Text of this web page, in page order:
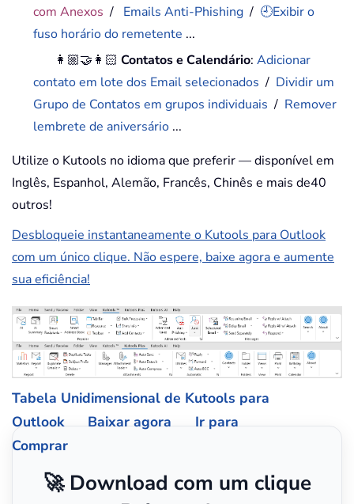
com Anexos / Emails Anti-Phishing / 🕘Exibir o
fuso horário do remetente ...
👩🏼‍🤝‍👩🏻Contatos e Calendário:Adicionar
contato em lote dos Email selecionados / Dividir um
Grupo de Contatos em grupos individuais / Remover
lembrete de aniversário ...
Utilize o Kutools no idioma que preferir — disponível em
Inglês, Espanhol, Alemão, Francês, Chinês e mais de40
outros!
Desbloqueie instantaneamente o Kutools para Outlook
com um único clique. Não espere, baixe agora e aumente
sua eficiência!
Tabela Unidimensional de Kutools para
Outlook
Baixar agora
Ir para
Comprar
🚀 Download com um clique